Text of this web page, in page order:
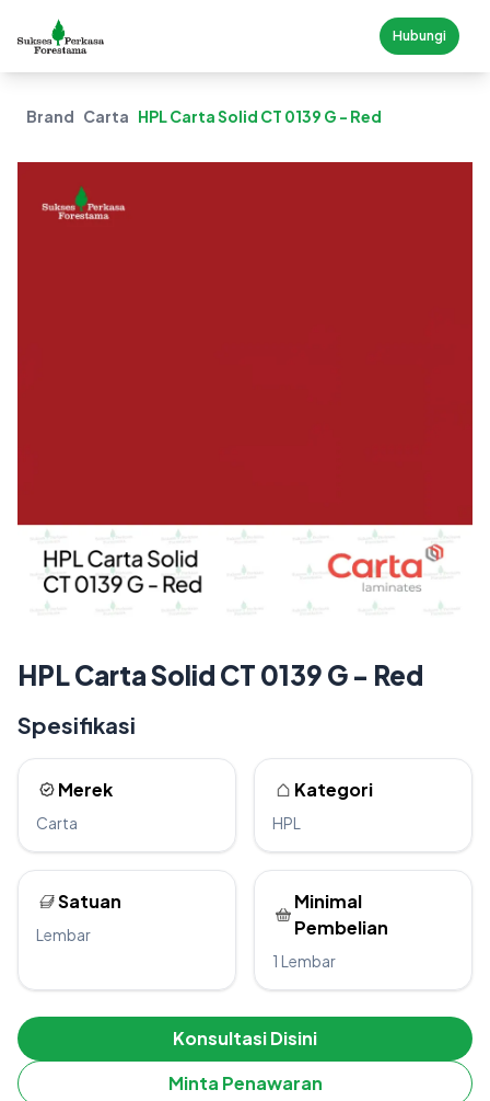
Hubungi
Brand Carta HPL Carta Solid CT 0139 G - Red
HPL Carta Solid CT 0139 G - Red
Spesifikasi
Merek
Carta
Kategori
HPL
Satuan
Lembar
Minimal
Pembelian
1 Lembar
Konsultasi Disini
Minta Penawaran